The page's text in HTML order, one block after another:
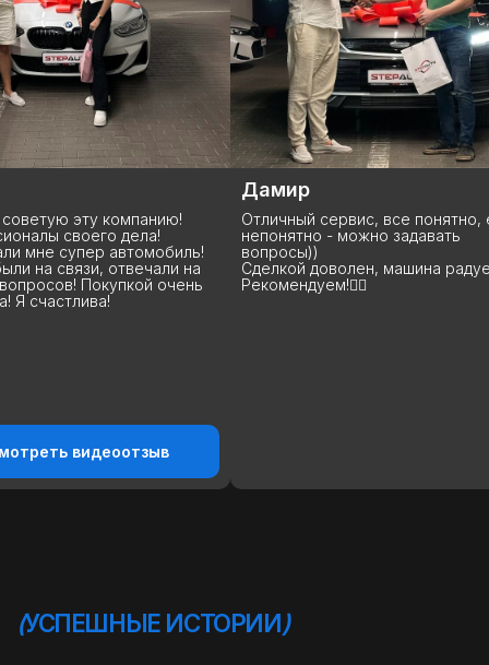
Отличный сервис, все понятно, если
непонятно - можно задавать
вопросы))
Сделкой доволен, машина радует!
Рекомендуем!👍🏻
Сделка
отлично, покупкой
ребята молодцы,
держат! Еще раз